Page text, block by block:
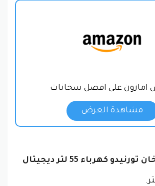
امازون على افضل سخانات
مشاهدة العرض
كهرباء 55 لتر ديجيتال